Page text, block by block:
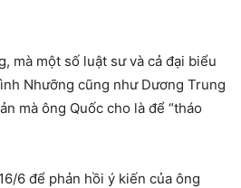
mà một số luật sư và cả đại biểu
Nhưỡng cũng như Dương Trung
mà ông Quốc cho là để “tháo
6 để phản hồi ý kiến của ông